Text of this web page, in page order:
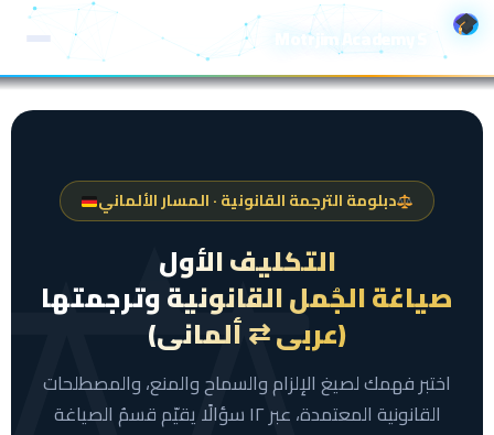
Motrjim Academy S
تخطي
إلى
المحتوى
دبلومة الترجمة القانونية · المسار الألماني
التكليف الأول
صياغة الجُمل القانونية وترجمتها
(عربي ⇄ ألماني)
اختبر فهمك لصيغ الإلزام والسماح والمنع، والمصطلحات
القانونية المعتمدة، عبر ١٢ سؤالًا يقيّم قسمُ الصياغة